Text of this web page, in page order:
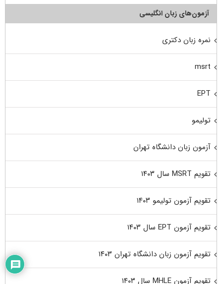
آزمون‌های زبان انگلیسی
نمره زبان دکتری
msrt
EPT
تولیمو
آزمون زبان دانشگاه تهران
تقویم MSRT سال ۱۴۰۳
تقویم آزمون تولیمو ۱۴۰۳
تقویم آزمون EPT سال ۱۴۰۳
تقویم آزمون زبان دانشگاه تهران ۱۴۰۳
تقویم آزمون MHLE سال ۱۴۰۳